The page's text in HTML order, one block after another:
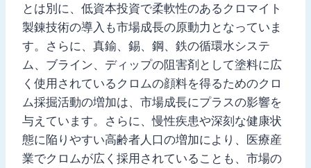
とは別に、低資本投資で柔軟性のあるクロマイト
製錬技術の導入も市場成長の原動力となっていま
す。さらに、真鍮、錫、鋼、鉄の循環水システ
ム、ブライン、ディップの阻害剤として塗料に広
く使用されているクロムの顔料を得るためのクロ
ム採掘活動の増加は、市場成長にプラスの影響を
与えています。さらに、慢性疾患や深刻な健康状
態に陥りやすい高齢者人口の増加により、医療産
業でクロムが広く採用されていることも、市場の